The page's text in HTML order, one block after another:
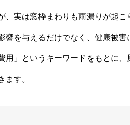
、実は窓枠まわりも雨漏りが起
響を与えるだけでなく、健康被
」というキーワードをもとに、
ます。